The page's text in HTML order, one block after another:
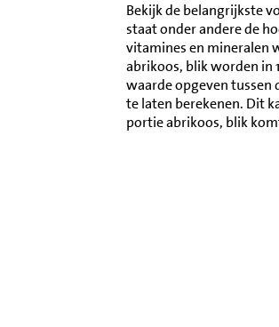
Bekijk de belangrijkste
staat onder andere de
vitamines en mineralen
abrikoos, blik worden in
waarde opgeven tussen
te laten berekenen. Dit
portie abrikoos, blik